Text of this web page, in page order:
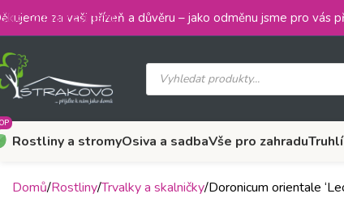
Skip to main content
za vaši přízeň a důvěru – jako odměnu jsme pro vás
Rostliny a stromyOsiva a sadbaVše pro zahradu
Domů Rostliny Trvalky a skalničky Doronicum orientale